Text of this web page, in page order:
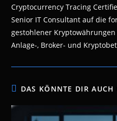
Cryptocurrency Tracing
Senior IT Consultant auf die
gestohlener
Anlage-, Broker- und
DAS KÖNNTE DIR AUCH